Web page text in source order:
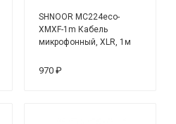
SHNOOR MC224eco-
XMXF-1m Кабель
микрофонный, XLR, 1м
970 ₽